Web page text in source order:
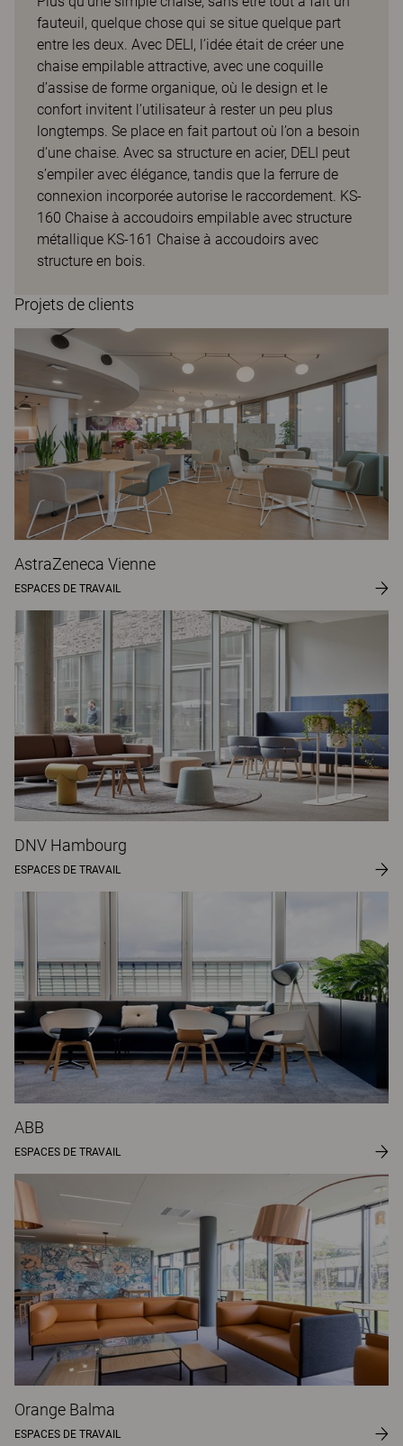
fauteuil, quelque chose qui se situe quelque part
entre les deux. Avec DELI, l’idée était de créer une
chaise empilable attractive, avec une coquille
d’assise de forme organique, où le design et le
confort invitent l’utilisateur à rester un peu plus
longtemps. Se place en fait partout où l’on a besoin
d’une chaise. Avec sa structure en acier, DELI peut
s’empiler avec élégance, tandis que la ferrure de
connexion incorporée autorise le raccordement. KS-
160 Chaise à accoudoirs empilable avec structure
métallique KS-161 Chaise à accoudoirs avec
structure en bois.
Projets de clients
AstraZeneca Vienne
ESPACES DE TRAVAIL
DNV Hambourg
ESPACES DE TRAVAIL
ABB
ESPACES DE TRAVAIL
Orange Balma
ESPACES DE TRAVAIL